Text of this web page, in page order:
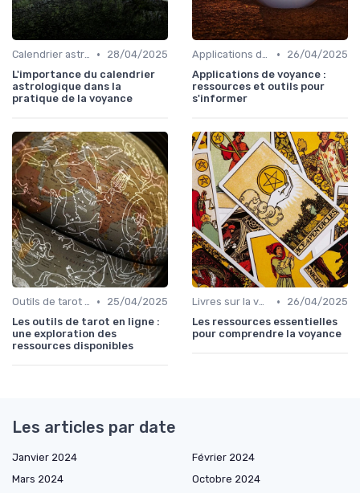
Calendrier astrologique •
28/04/2025
L'importance du calendrier
astrologique dans la
pratique de la voyance
Applications de voyance •
26/04/2025
Applications de voyance :
ressources et outils pour
s'informer
Outils de tarot en ligne •
25/04/2025
Les outils de tarot en ligne :
une exploration des
ressources disponibles
Livres sur la voyance •
26/04/2025
Les ressources essentielles
pour comprendre la voyance
Les articles par date
Janvier 2024
Février 2024
Mars 2024
Octobre 2024